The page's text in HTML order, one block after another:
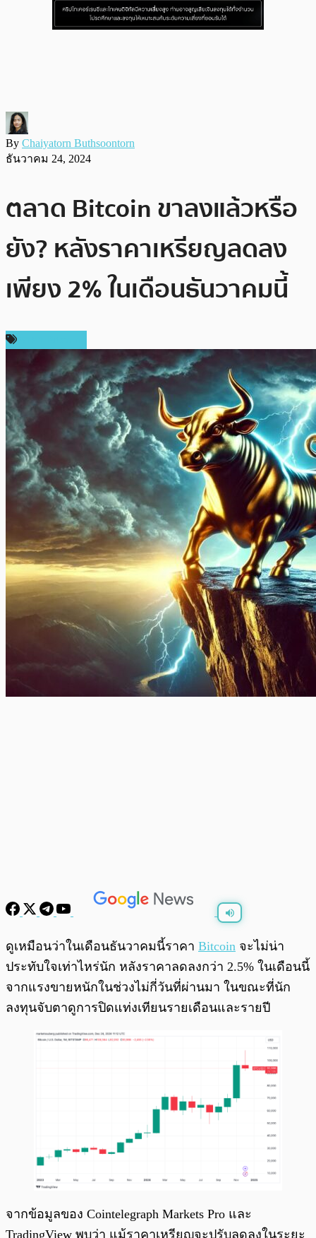
By Chaiyatorn Buthsoontorn
ธันวาคม 24, 2024
ตลาด Bitcoin ขาลงแล้วหรือ
ยัง? หลังราคาเหรียญลดลง
เพียง 2% ในเดือนธันวาคมนี้
พร้อมเล่น 0:00/0:00
ดูเหมือนว่าในเดือนธันวาคมนี้ราคา Bitcoin จะไม่น่า
ประทับใจเท่าไหร่นัก หลังราคาลดลงกว่า 2.5% ในเดือนนี้
จากแรงขายหนักในช่วงไม่กี่วันที่ผ่านมา ในขณะที่นัก
ลงทุนจับตาดูการปิดแท่งเทียนรายเดือนและรายปี
จากข้อมูลของ Cointelegraph Markets Pro และ
TradingView พบว่า แม้ราคาเหรียญจะปรับลดลงในระยะ